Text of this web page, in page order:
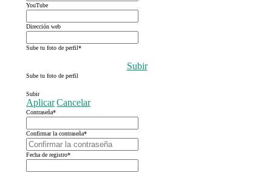
YouTube
Dirección web
Sube tu foto de perfil*
Subir
Sube tu foto de perfil
Subir
AplicarCancelar
Contraseña*
Confirmar la contraseña*
Fecha de registro*